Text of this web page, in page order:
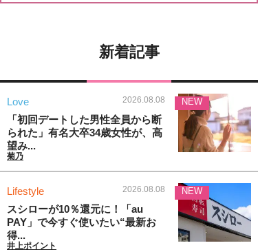
新着記事
Love 2026.08.08
「初回デートした男性全員から断
られた」有名大卒34歳女性が、高
望み...
菊乃
NEW
Lifestyle 2026.08.08
スシローが10％還元に！「au
PAY」で今すぐ使いたい“最新お
得...
井上ポイント
NEW